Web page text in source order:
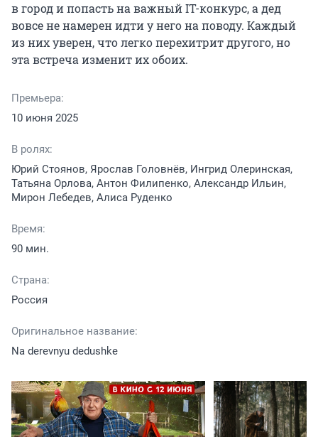
в город и попасть на важный IT-конкурс, а дед
вовсе не намерен идти у него на поводу. Каждый
из них уверен, что легко перехитрит другого, но
эта встреча изменит их обоих.
Премьера:
10 июня 2025
В ролях:
Юрий Стоянов, Ярослав Головнёв, Ингрид Олеринская,
Татьяна Орлова, Антон Филипенко, Александр Ильин,
Мирон Лебедев, Алиса Руденко
Время:
90 мин.
Страна:
Россия
Оригинальное название:
Na derevnyu dedushke